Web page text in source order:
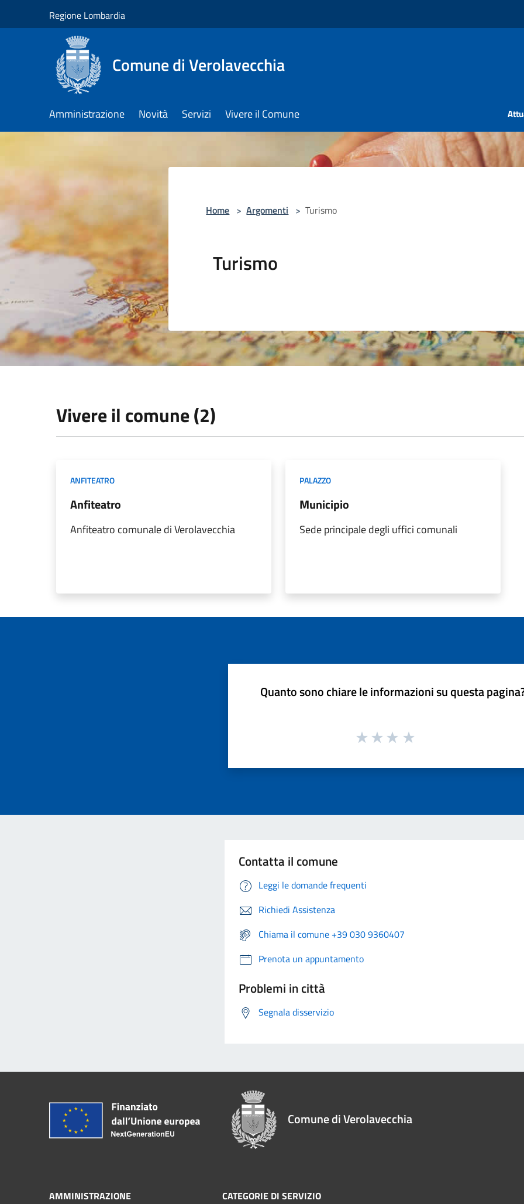
Regione Lombardia
Comune di Verolavecchia
Amministrazione Novità Servizi Vivere il Comune
Home > Argomenti > Turismo
Turismo
Vivere il comune (2)
ANFITEATRO
Anfiteatro
Anfiteatro comunale di Verolavecchia
PALAZZO
Municipio
Sede principale degli uffici comunali
Quanto sono chiare le informazioni su questa
Contatta il comune
Leggi le domande frequenti
Richiedi Assistenza
Chiama il comune +39 030 9360407
Prenota un appuntamento
Problemi in città
Segnala disservizio
Comune di Verolavecchia
AMMINISTRAZIONE CATEGORIE DI SERVIZIO